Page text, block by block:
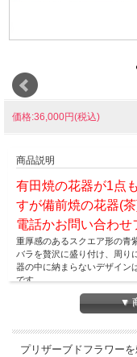
価格:36,000円(税込)
商品説明
有田焼の花器が1点
すが備前焼の花器(
電話かお問い合わせ
重厚感のあるスクエア形の青
バラを贅沢に盛り付け、周り
器の中に納まらないデザイン
です。
３０ｃｍほどの大きさでなの
のお店などに非常によく合う
▼
プリザーブドフラワー